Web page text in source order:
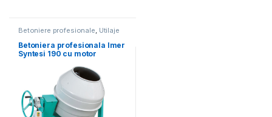
Betoniere profesionale Utilaje
pentru construcții
Betoniera profesionala Imer
Syntesi 190 cu motor